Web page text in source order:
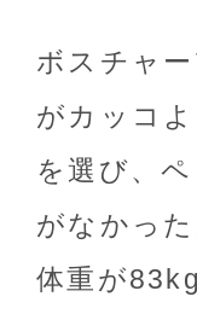
ボスチャ
がカッコ
を選び、
がなかっ
体重が